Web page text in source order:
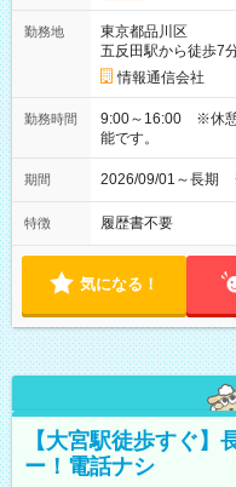
勤務地
東京都品川区
五反田駅から徒歩7
情報通信会社
勤務時間
9:00～16:00 ※休憩
能です。
期間 2026/09/01～長期
特徴 履歴書不要
気になる！
【大宮駅徒歩すぐ】
ー！電話ナシ